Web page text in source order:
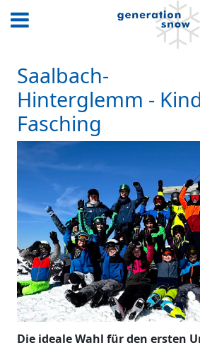
Saalbach-
Hinterglemm -
Fasching
Die ideale Wahl für den ersten